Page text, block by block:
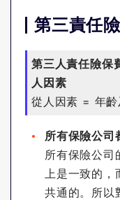
第三責任
第三人責任險保
人因素
從人因素 = 年
所有保險公司
所有保險公司
上是一致的，
共通的。所以